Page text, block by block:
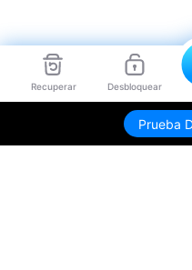
Recuperar Desbloquear
Prueba